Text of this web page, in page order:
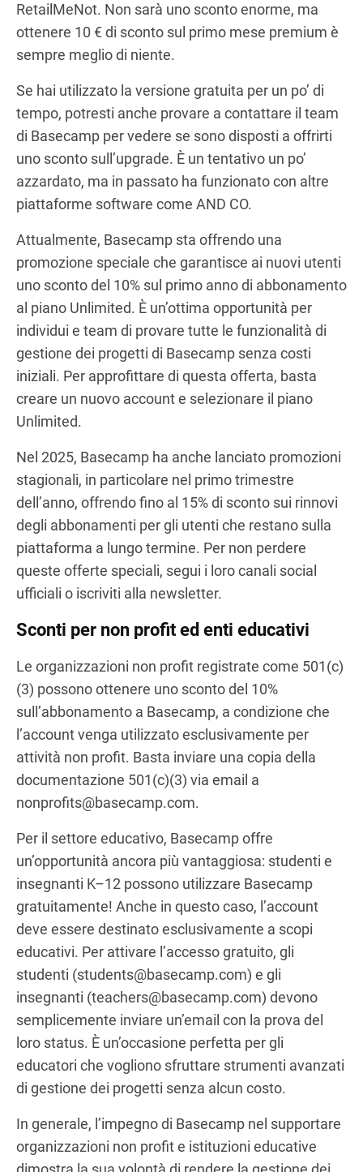
RetailMeNot. Non sarà uno sconto enorme, ma
ottenere 10 € di sconto sul primo mese premium è
sempre meglio di niente.
Se hai utilizzato la versione gratuita per un po’ di
tempo, potresti anche provare a contattare il team
di Basecamp per vedere se sono disposti a offrirti
uno sconto sull’upgrade. È un tentativo un po’
azzardato, ma in passato ha funzionato con altre
piattaforme software come AND CO.
Attualmente, Basecamp sta offrendo una
promozione speciale che garantisce ai nuovi utenti
uno sconto del 10% sul primo anno di abbonamento
al piano Unlimited. È un’ottima opportunità per
individui e team di provare tutte le funzionalità di
gestione dei progetti di Basecamp senza costi
iniziali. Per approfittare di questa offerta, basta
creare un nuovo account e selezionare il piano
Unlimited.
Nel 2025, Basecamp ha anche lanciato promozioni
stagionali, in particolare nel primo trimestre
dell’anno, offrendo fino al 15% di sconto sui rinnovi
degli abbonamenti per gli utenti che restano sulla
piattaforma a lungo termine. Per non perdere
queste offerte speciali, segui i loro canali social
ufficiali o iscriviti alla newsletter.
Sconti per non profit ed enti educativi
Le organizzazioni non profit registrate come 501(c)
(3) possono ottenere uno sconto del 10%
sull’abbonamento a Basecamp, a condizione che
l’account venga utilizzato esclusivamente per
attività non profit. Basta inviare una copia della
documentazione 501(c)(3) via email a
nonprofits@basecamp.com.
Per il settore educativo, Basecamp offre
un’opportunità ancora più vantaggiosa: studenti e
insegnanti K–12 possono utilizzare Basecamp
gratuitamente! Anche in questo caso, l’account
deve essere destinato esclusivamente a scopi
educativi. Per attivare l’accesso gratuito, gli
studenti (students@basecamp.com) e gli
insegnanti (teachers@basecamp.com) devono
semplicemente inviare un’email con la prova del
loro status. È un’occasione perfetta per gli
educatori che vogliono sfruttare strumenti avanzati
di gestione dei progetti senza alcun costo.
In generale, l’impegno di Basecamp nel supportare
organizzazioni non profit e istituzioni educative